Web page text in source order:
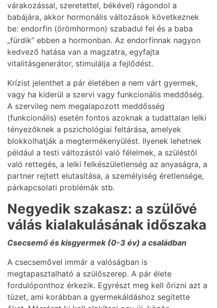
várakozással, szeretettel, békével) rágondol a
babájára, akkor hormonális változások következnek
be: endorfin (örömhormon) szabadul fel és a baba
„fürdik” ebben a hormonban. Az endorfinnak nagyon
kedvező hatása van a magzatra, egyfajta
vitalitásgenerátor, stimulálja a fejlődést.
Krízist jelenthet a pár életében a nem várt gyermek,
vagy ha kiderül a szervi vagy funkcionális meddőség.
A szervileg nem megalapozott meddősség
(funkcionális) esetén fontos azoknak a tudattalan lelki
tényezőknek a pszichológiai feltárása, amelyek
blokkolhatják a megtermékenyülést. Ilyenek lehetnek
például a testi változástól való félelmek, a szüléstől
való rettegés, a lelki felkészületlenség az anyaságra, a
partner rejtett elutasítása, a személyiség éretlensége,
párkapcsolati problémák stb.
Negyedik szakasz: a szülővé
válás kialakulásának időszaka
Csecsemő és kisgyermek (0-3 év) a családban
A csecsemővel immár a valóságban is
megtapasztalható a szülőszerep. A pár élete
fordulóponthoz érkezik. Egyrészt meg kell őrizni azt a
tüzet, ami korábban a gyermekáldáshoz segítette